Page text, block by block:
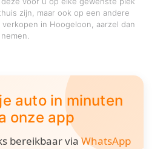
zijn, maar ook op een andere
in Hoogeloon, aarzel dan
auto in minuten
onze app
bereikbaar viaWhatsApp